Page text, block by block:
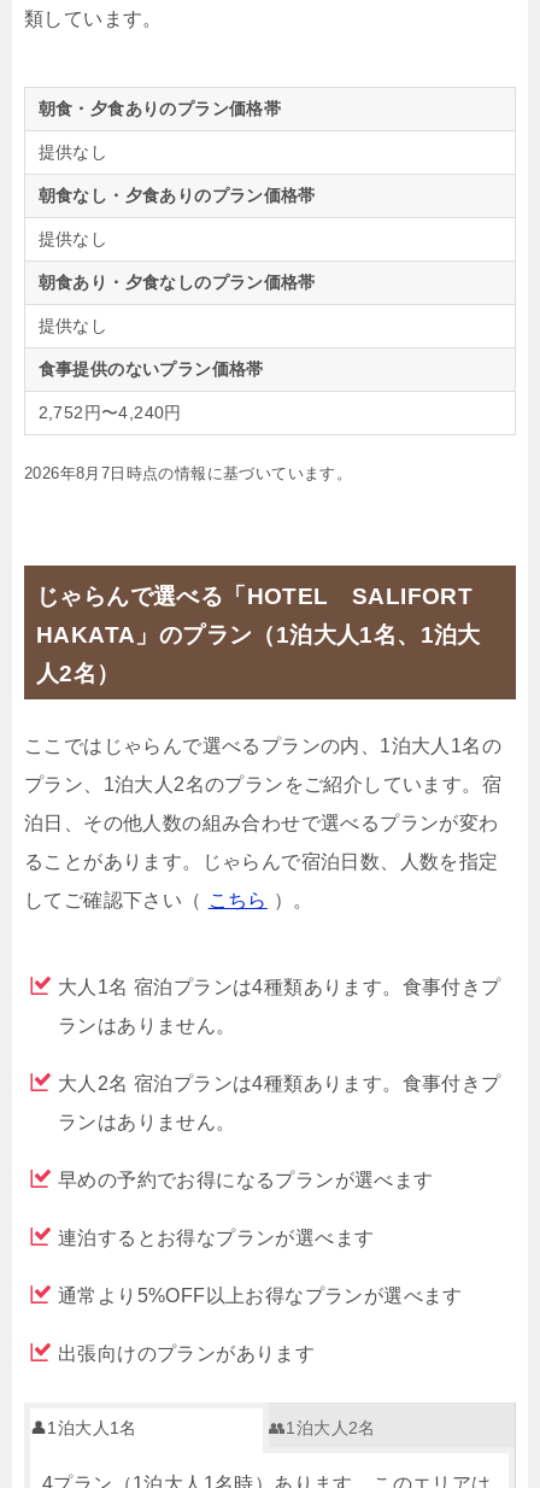
類しています。
朝食・夕食ありのプラン価格帯
提供なし
朝食なし・夕食ありのプラン価格帯
提供なし
朝食あり・夕食なしのプラン価格帯
提供なし
食事提供のないプラン価格帯
2,752円〜4,240円
2026年8月7日時点の情報に基づいています。
じゃらんで選べる「HOTEL SALIFORT
HAKATA」のプラン（1泊大人1名、1泊大
人2名）
ここではじゃらんで選べるプランの内、1泊大人1名の
プラン、1泊大人2名のプランをご紹介しています。宿
泊日、その他人数の組み合わせで選べるプランが変わ
ることがあります。じゃらんで宿泊日数、人数を指定
してご確認下さい（ こちら ）。
大人1名 宿泊プランは4種類あります。食事付きプ
ランはありません。
大人2名 宿泊プランは4種類あります。食事付きプ
ランはありません。
早めの予約でお得になるプランが選べます
連泊するとお得なプランが選べます
通常より5%OFF以上お得なプランが選べます
出張向けのプランがあります
👤1泊大人1名 👥1泊大人2名
4プラン（1泊大人1名時）あります。このエリアは